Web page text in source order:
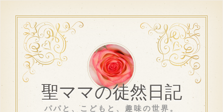
聖ママの徒然日記
パパと、こどもと、趣味の世界。